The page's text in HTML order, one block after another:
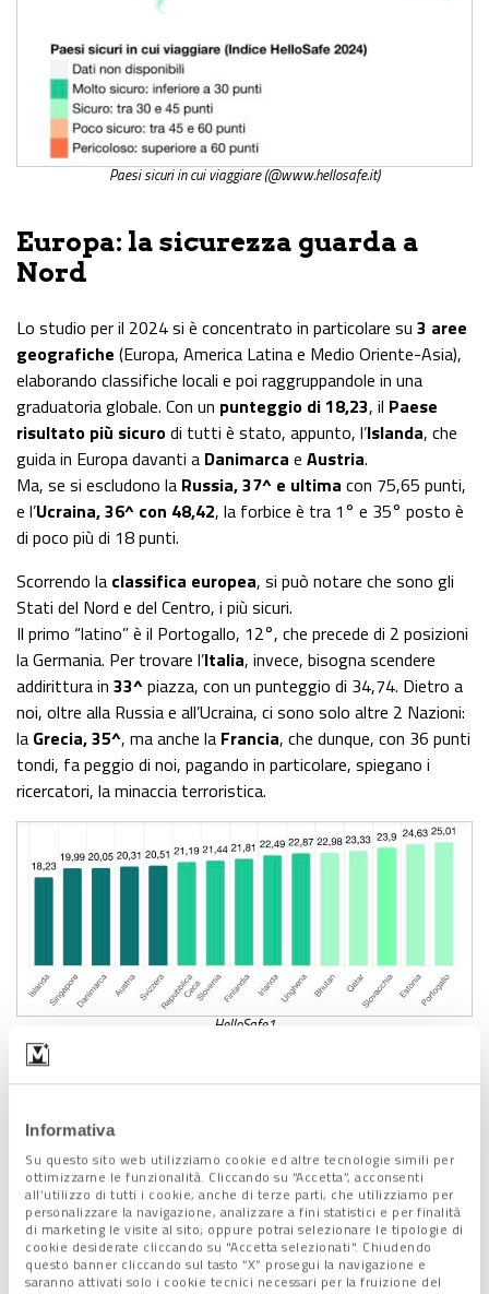
Informativa
Su questo sito web utilizziamo cookie ed altre tecnologie simili per
ottimizzarne le funzionalità. Cliccando su “Accetta”, acconsenti
all’utilizzo di tutti i cookie, anche di terze parti, che utilizziamo per
personalizzare la navigazione, analizzare a fini statistici e per finalità
di marketing le visite al sito; oppure potrai selezionare le tipologie di
cookie desiderate cliccando su "Accetta selezionati". Chiudendo
questo banner cliccando sul tasto “X” prosegui la navigazione e
saranno attivati solo i cookie tecnici necessari per la fruizione del
Paesi sicuri in cui viaggiare (@www.hellosafe.it)
Europa: la sicurezza guarda a
Nord
Lo studio per il 2024 si è concentrato in particolare su 3 aree
geografiche (Europa, America Latina e Medio Oriente-Asia),
elaborando classifiche locali e poi raggruppandole in una
graduatoria globale. Con un punteggio di 18,23, il Paese
risultato più sicurodi tutti è stato, appunto, l’Islanda, che
guida in Europa davanti a Danimarca e Austria.
Ma, se si escludono la Russia, 37^ e ultima con 75,65 punti,
e l’Ucraina, 36^ con 48,42, la forbice è tra 1° e 35° posto è
di poco più di 18 punti.
Scorrendo la classifica europea, si può notare che sono gli
Stati del Nord e del Centro, i più sicuri.
Il primo “latino” è il Portogallo, 12°, che precede di 2 posizioni
la Germania. Per trovare l’Italia, invece, bisogna scendere
addirittura in 33^piazza, con un punteggio di 34,74. Dietro a
noi, oltre alla Russia e all’Ucraina, ci sono solo altre 2 Nazioni:
la Grecia, 35^, ma anche la Francia, che dunque, con 36 punti
tondi, fa peggio di noi, pagando in particolare, spiegano i
ricercatori, la minaccia terroristica.
HelloSafe1
Immediatamenteprima dell’Italiatroviamo invece, risalendo
dato generale che vede penalizzate, nel calcolo dell’indice, sia
gli Stati mediterranei che quelli di più grandi dimensioni.
In generale, però, si può dire che, tra le 3 macro realtà prese in
considerazione, ilnostro è il continente più sicuro, con 30
Paesi tra i primi 50 di questa classifica mondiale della
sicurezza.